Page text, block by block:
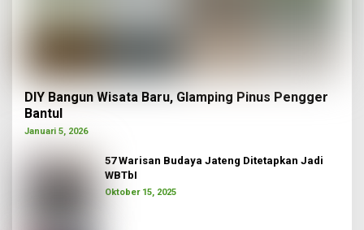
DIY Bangun Wisata Baru, Glamping Pinus Pengger
Bantul
Januari 5, 2026
57 Warisan Budaya Jateng Ditetapkan Jadi
WBTbI
Oktober 15, 2025